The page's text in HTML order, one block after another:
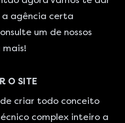
a agência certa
um de nossos
mais!
O SITE
criar todo conceito
complex inteiro a